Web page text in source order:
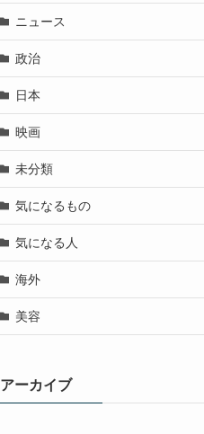
ニュース
政治
日本
映画
未分類
気になるもの
気になる人
海外
美容
アーカイブ